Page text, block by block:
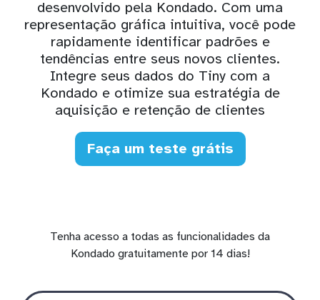
desenvolvido pela Kondado. Com uma
representação gráfica intuitiva, você pode
rapidamente identificar padrões e
tendências entre seus novos clientes.
Integre seus dados do Tiny com a
Kondado e otimize sua estratégia de
aquisição e retenção de clientes
Faça um teste grátis
Tenha acesso a todas as funcionalidades da
Kondado gratuitamente por 14 dias!